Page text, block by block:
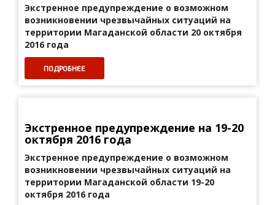
Экстренное предупреждение о возможном
возникновении чрезвычайных ситуаций на
территории Магаданской области 20 октября
2016 года
ПОДРОБНЕЕ
Экстренное предупреждение на 19-20
октября 2016 года
Экстренное предупреждение о возможном
возникновении чрезвычайных ситуаций на
территории Магаданской области 19-20
октября 2016 года